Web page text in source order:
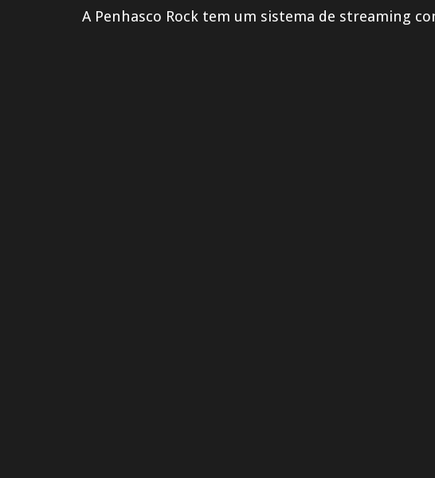
A Penhasco Rock tem um sistema de streaming